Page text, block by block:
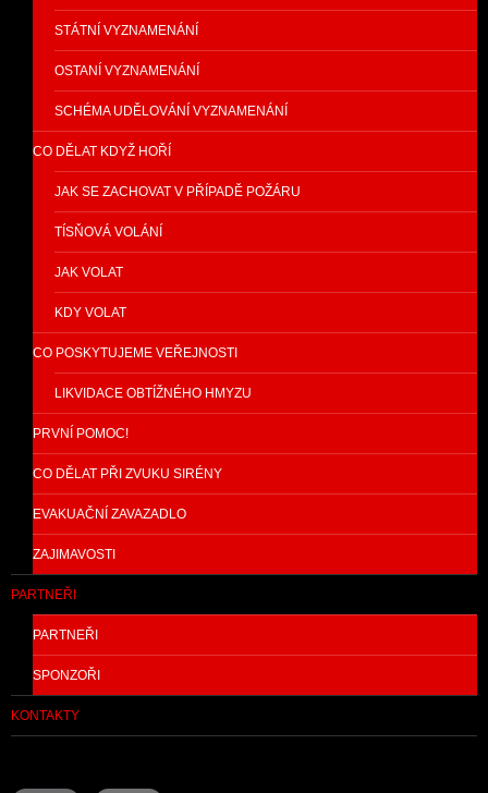
STÁTNÍ VYZNAMENÁNÍ
OSTANÍ VYZNAMENÁNÍ
SCHÉMA UDĚLOVÁNÍ VYZNAMENÁNÍ
CO DĚLAT KDYŽ HOŘÍ
JAK SE ZACHOVAT V PŘÍPADĚ POŽÁRU
TÍSŇOVÁ VOLÁNÍ
JAK VOLAT
KDY VOLAT
CO POSKYTUJEME VEŘEJNOSTI
LIKVIDACE OBTÍŽNÉHO HMYZU
PRVNÍ POMOC!
CO DĚLAT PŘI ZVUKU SIRÉNY
EVAKUAČNÍ ZAVAZADLO
ZAJIMAVOSTI
PARTNEŘI
PARTNEŘI
SPONZOŘI
KONTAKTY